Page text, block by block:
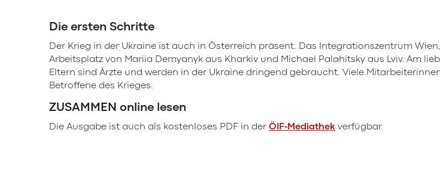
springen
Die ersten Schritte
Der Krieg in der Ukraine ist auch in Österreich präsent. Das Integrationszentrum
Arbeitsplatz von Mariia Demyanyk aus Kharkiv und Michael Palahitsky aus Lviv. Am
Eltern sind Ärzte und werden in der Ukraine dringend gebraucht. Viele
Betroffene des Krieges.
ZUSAMMEN online lesen
Die Ausgabe ist auch als kostenloses PDF in der ÖIF-Mediathek verfügbar.